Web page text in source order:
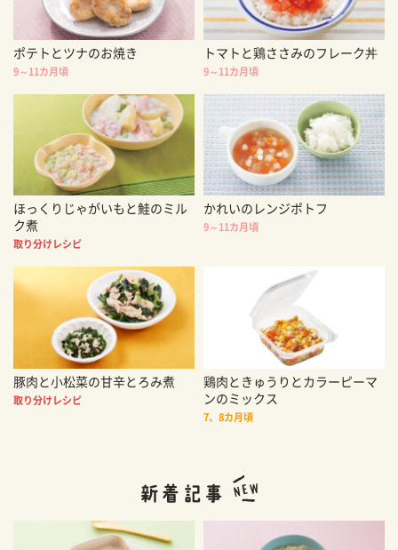
ポテトとツナのお焼き
9～11カ月頃
トマトと鶏ささみのフレーク丼
9～11カ月頃
ほっくりじゃがいもと鮭のミル
ク煮
取り分けレシピ
かれいのレンジポトフ
9～11カ月頃
豚肉と小松菜の甘辛とろみ煮
取り分けレシピ
鶏肉ときゅうりとカラーピーマ
ンのミックス
7、8カ月頃